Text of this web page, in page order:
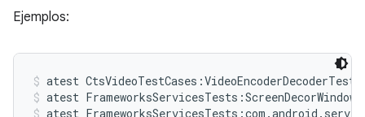
Ejemplos:
atest CtsVideoTestCases:VideoEncoderDecoderTest
atest
atest